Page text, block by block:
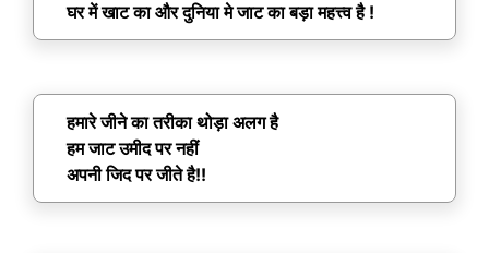
घर में खाट का और दुनिया मे जाट का बड़ा महत्त्व है !
हमारे जीने का तरीका थोड़ा अलग है
हम जाट उमीद पर नहीं
अपनी जिद पर जीते है!!